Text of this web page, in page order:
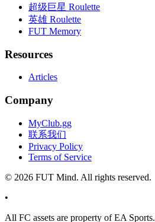
超级巨星 Roulette
英雄 Roulette
FUT Memory
Resources
Articles
Company
MyClub.gg
联系我们
Privacy Policy
Terms of Service
© 2026 FUT Mind. All rights reserved.
•
All FC assets are property of EA Sports.